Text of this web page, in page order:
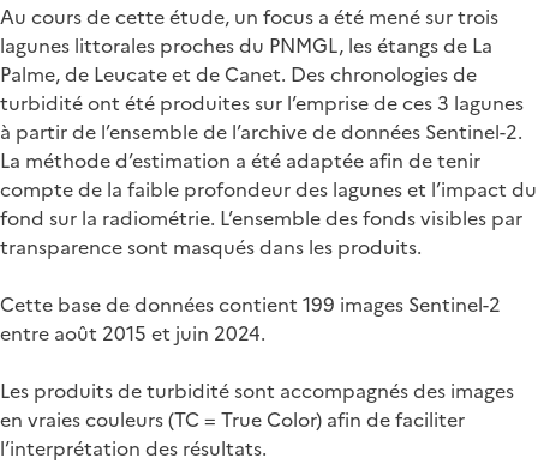
Au cours de cette étude, un focus a été mené sur trois
lagunes littorales proches du PNMGL, les étangs de La
Palme, de Leucate et de Canet. Des chronologies de
turbidité ont été produites sur l’emprise de ces 3 lagunes
à partir de l’ensemble de l’archive de données Sentinel-2.
La méthode d’estimation a été adaptée afin de tenir
compte de la faible profondeur des lagunes et l’impact du
fond sur la radiométrie. L’ensemble des fonds visibles par
transparence sont masqués dans les produits.
Cette base de données contient 199 images Sentinel-2
entre août 2015 et juin 2024.
Les produits de turbidité sont accompagnés des images
en vraies couleurs (TC = True Color) afin de faciliter
l’interprétation des résultats.